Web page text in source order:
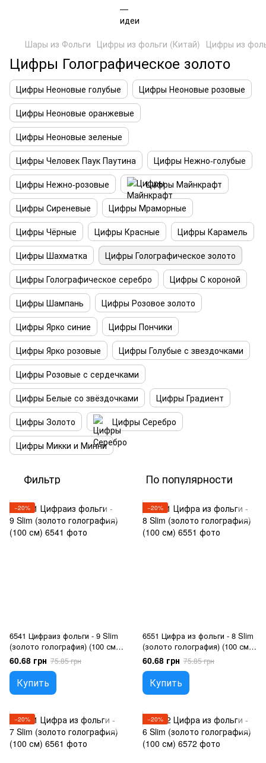
Шары из Фольги Цифры из фольги (Китай) Цифры из
Цифры Голографическое золото
Цифры Неоновые голубые
Цифры Неоновые розовые
Цифры Неоновые оранжевые
Цифры Неоновые зеленые
Цифры Человек Паук Паутина
Цифры Нежно-голубые
Цифры Нежно-розовые
Цифры Майнкрафт
Цифры Сиреневые
Цифры Мраморные
Цифры Чёрные
Цифры Красные
Цифры Карамель
Цифры Шахматка
Цифры Голографическое золото
Цифры Голографическое серебро
Цифры С короной
Цифры Шампань
Цифры Розовое золото
Цифры Ярко синие
Цифры Пончики
Цифры Ярко розовые
Цифры Голубые с звездочками
Цифры Розовые с сердечками
Цифры Белые со звёздочками
Цифры Градиент
Цифры Золото
Цифры Серебро
Цифры Микки и Минни
Фильтр По популярности
−20%
6541 Цифраиз фольги - 9 Slim
(золото голография) (100 см),
Гелий или воздух
60.68 грн 75.85 грн
Купить
−20%
6551 Цифра из фольги - 8 Slim
(золото голография) (100 см),
Гелий или воздух
60.68 грн 75.85 грн
Купить
−20% −20%